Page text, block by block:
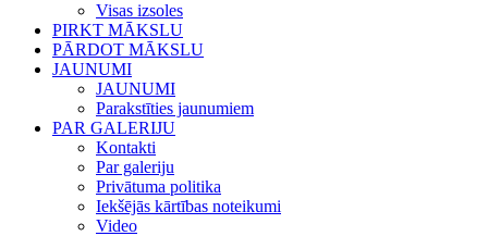
Visas izsoles
PIRKT MĀKSLU
PĀRDOT MĀKSLU
JAUNUMI
JAUNUMI
Parakstīties jaunumiem
PAR GALERIJU
Kontakti
Par galeriju
Privātuma politika
Iekšējās kārtības noteikumi
Video